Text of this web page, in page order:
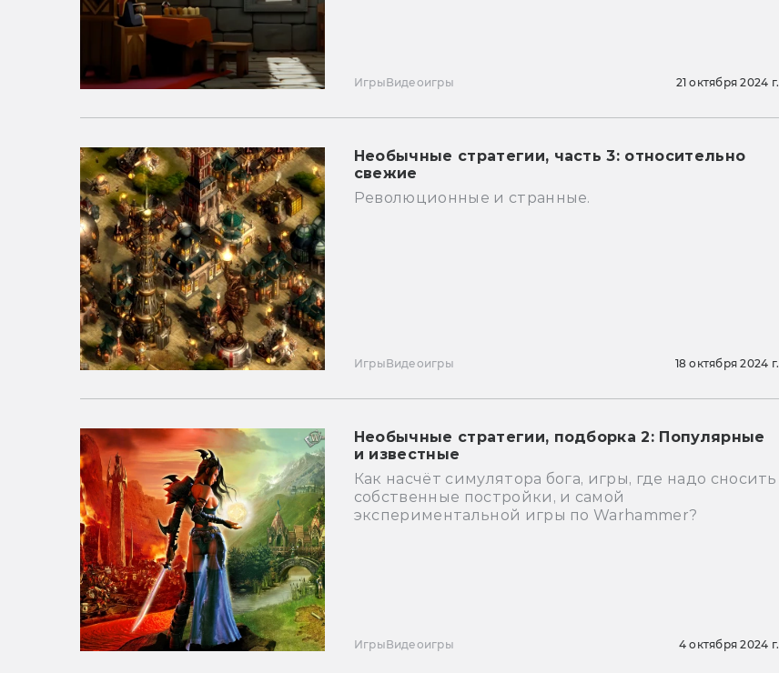
ИгрыВидеоигры 21 октября 2024 г.
Необычные стратегии, часть 3: относительно
свежие
Революционные и странные.
ИгрыВидеоигры 18 октября 2024 г.
Необычные стратегии, подборка 2: Популярные
и известные
Как насчёт симулятора бога, игры, где надо сносить
собственные постройки, и самой
экспериментальной игры по Warhammer?
ИгрыВидеоигры 4 октября 2024 г.